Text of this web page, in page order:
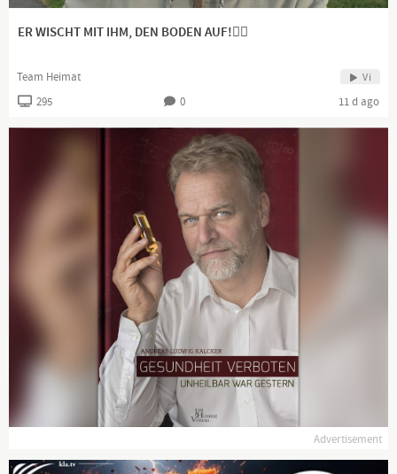
www.kla.tv/news
ER WISCHT MIT IHM, DEN BODEN AUF!👍🏻
Team Heimat Vi
295 0 11 d ago
Advertisement